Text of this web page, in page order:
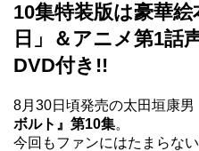
10集特装版は豪華
日」＆アニメ第1話
DVD付き!!
8月30日頃発売の太田垣康男
ボルト』第10集。
今回もファンにはたまらない